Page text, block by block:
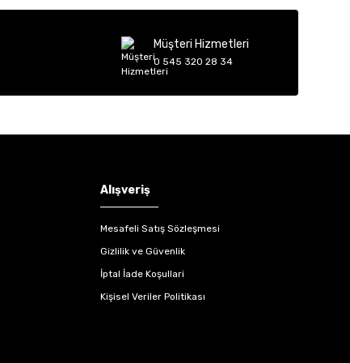
Müşteri Hizmetleri
0 545 320 28 34
Alışveriş
Mesafeli Satış Sözleşmesi
Gizlilik ve Güvenlik
İptal İade Koşullari
Kişisel Veriler Politikası